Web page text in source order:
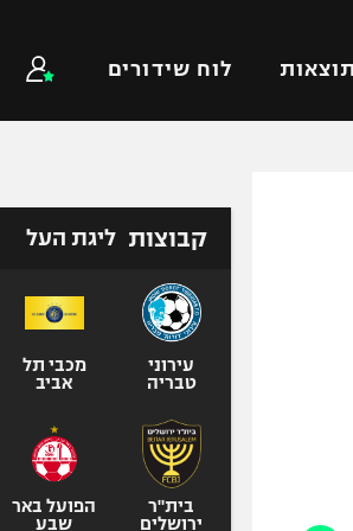
תוצאות לוח שידורים
טניס
כדורעף
ספורט אולימפי
קבוצות ליגת העל
עירוני
טבריה
מכבי תל
אביב
בית"ר
ירושלים
הפועל באר
שבע